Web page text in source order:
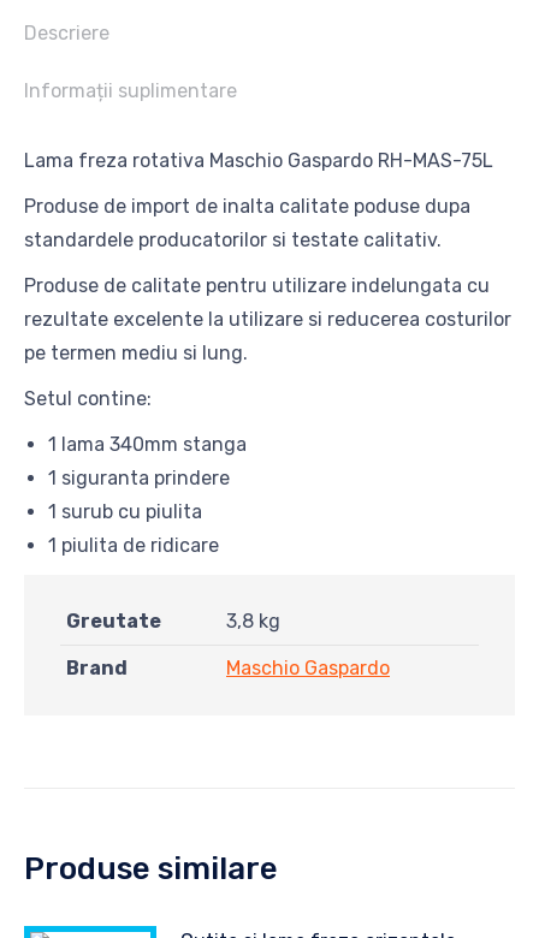
Descriere
Informații suplimentare
Lama freza rotativa Maschio Gaspardo RH-MAS-75L
Produse de import de inalta calitate poduse dupa
standardele producatorilor si testate calitativ.
Produse de calitate pentru utilizare indelungata cu
rezultate excelente la utilizare si reducerea costurilor
pe termen mediu si lung.
Setul contine:
1 lama 340mm stanga
1 siguranta prindere
1 surub cu piulita
1 piulita de ridicare
Greutate 3,8 kg
Brand Maschio Gaspardo
Produse similare